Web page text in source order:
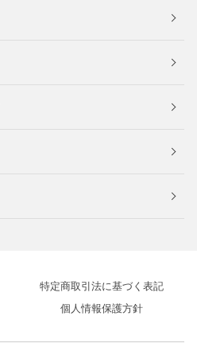
特定商取引法に基づく表記
個人情報保護方針